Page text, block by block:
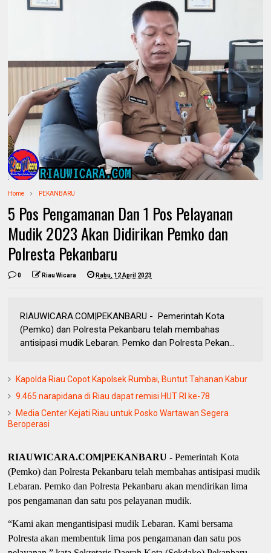
Home PEKANBARU
5 Pos Pengamanan Dan 1 Pos Pelayanan
Mudik 2023 Akan Didirikan Pemko dan
Polresta Pekanbaru
0 Riau Wicara Rabu, 12 April 2023
RIAUWICARA.COM|PEKANBARU - Pemerintah Kota
(Pemko) dan Polresta Pekanbaru telah membahas
antisipasi mudik Lebaran. Pemko dan Polresta Pekan...
Kapolda Riau Copot Kapolsek Rumbai, Buntut Tahanan Kabur
9.465 narapidana di Riau dapat remisi HUT RI ke-78
Media Center Kejati Riau untuk Posko Wartawan Segera
Beroperasi
RIAUWICARA.COM|PEKANBARU -Pemerintah Kota
(Pemko) dan Polresta Pekanbaru telah membahas antisipasi mudik
Lebaran. Pemko dan Polresta Pekanbaru akan mendirikan lima
pos pengamanan dan satu pos pelayanan mudik.
“Kami akan mengantisipasi mudik Lebaran. Kami bersama
Polresta akan membentuk lima pos pengamanan dan satu pos